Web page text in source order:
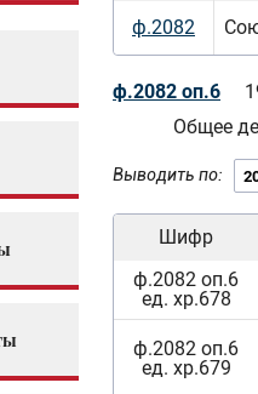
ф.2082
ф.2082 оп.6
Общее
Выводить по:
Шифр
ф.2082 оп.6
ед. хр.678
ф.2082 оп.6
ед. хр.679